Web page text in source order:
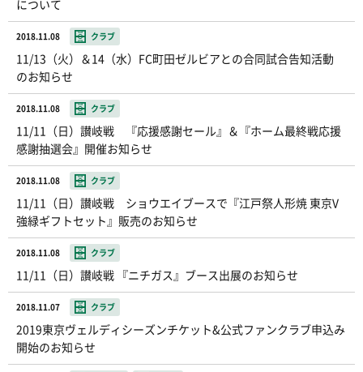
について
2018.11.08 クラブ
11/13（火）＆14（水）FC町田ゼルビアとの合同試合告知活動
のお知らせ
2018.11.08 クラブ
11/11（日）讃岐戦 『応援感謝セール』＆『ホーム最終戦応援
感謝抽選会』開催お知らせ
2018.11.08 クラブ
11/11（日）讃岐戦 ショウエイブースで『江戸祭人形焼 東京V
強緑ギフトセット』販売のお知らせ
2018.11.08 クラブ
11/11（日）讃岐戦 『ニチガス』ブース出展のお知らせ
2018.11.07 クラブ
2019東京ヴェルディシーズンチケット&公式ファンクラブ申込み
開始のお知らせ